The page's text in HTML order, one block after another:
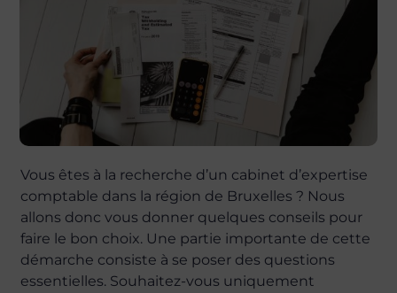
Vous êtes à la recherche d’un cabinet d’expertise
comptable dans la région de Bruxelles ? Nous
allons donc vous donner quelques conseils pour
faire le bon choix. Une partie importante de cette
démarche consiste à se poser des questions
essentielles. Souhaitez-vous uniquement